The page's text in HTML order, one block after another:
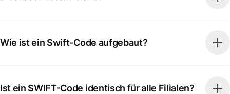
Wie ist ein Swift-Code aufgebaut?
Ist ein SWIFT-Code identisch für alle Filialen?